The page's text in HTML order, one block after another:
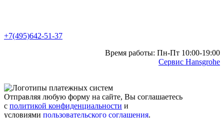
+7(495)642-51-37
Время работы: Пн-Пт 10:00-19:00
Сервис Hansgrohe
Отправляя любую форму на сайте, Вы соглашаетесь
с политикой конфиденциальности и
условиями пользовательского соглашения.